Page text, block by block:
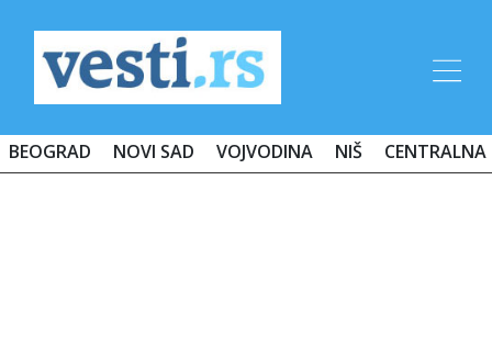
BEOGRAD NOVI SAD VOJVODINA NIŠ CENTRALNA